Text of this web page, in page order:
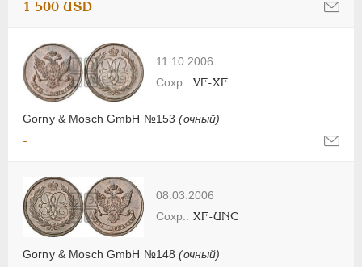
1 500 USD
11.10.2006
Gorny & Mosch GmbH №153(очный)
VF-XF
-
08.03.2006
Gorny & Mosch GmbH №148(очный)
XF-UNC